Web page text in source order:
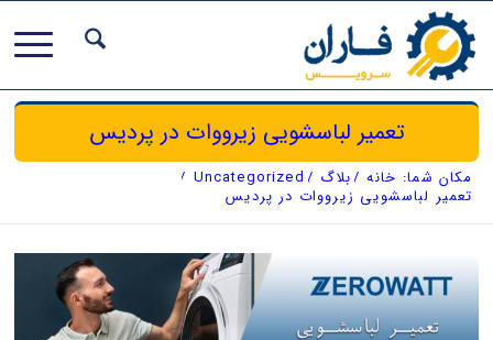
تعمیر لباسشویی زیرووات در پردیس
مکان شما: خانه /بلاگ /
Uncategorized
/
تعمیر لباسشویی زیرووات در پردیس